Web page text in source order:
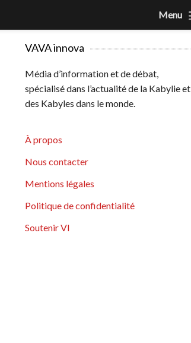
VAVA innova
Média d’information et de débat,
spécialisé dans l’actualité de la Kabylie et
des Kabyles dans le monde.
À propos
Nous contacter
Mentions légales
Politique de confidentialité
Soutenir VI
Menu